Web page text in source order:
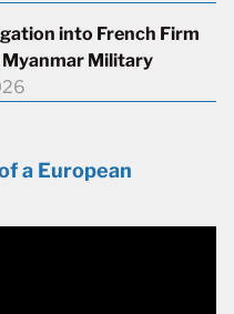
into French Firm
Myanmar Military
a European